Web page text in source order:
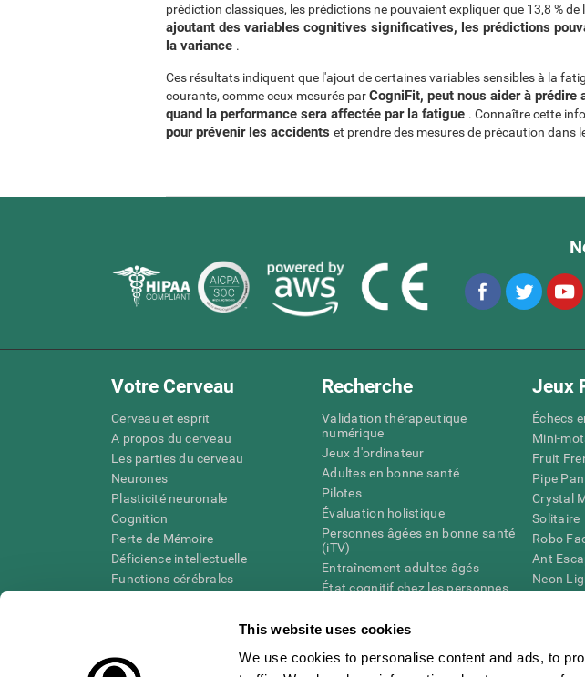
This website uses cookies
We use cookies to personalise content and ads, to
prédiction classiques, les prédictions ne pouvaient expliquer que 13,8 % de
ajoutant des variables cognitives significatives, les prédictions
la variance .
Ces résultats indiquent que l'ajout de certaines variables sensibles à la
courants, comme ceux mesurés parCogniFit, peut nous aider à prédire
quand la performance sera affectée par la fatigue . Connaître cette
pour prévenir les accidents et prendre des mesures de précaution dans
Votre Cerveau
Cerveau et esprit
A propos du cerveau
Les parties du cerveau
Neurones
Plasticité neuronale
Cognition
Perte de Mémoire
Déficience intellectuelle
Functions cérébrales
Recherche
Validation thérapeutique
numérique
Jeux d'ordinateur
Adultes en bonne santé
Pilotes
Évaluation holistique
Personnes âgées en bonne santé
(iTV)
Entraînement adultes âgés
État cognitif chez les personnes
Révision systémique
Jeux
Échecs
Mini-
Fruit
Pipe
Crystal
Solitaire
Robo
Ant
Neon
Space